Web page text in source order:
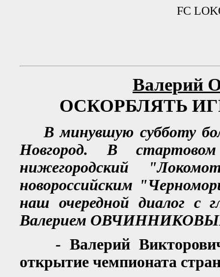
FC
ОСКОРБЛЯТЬ
В минувшую субботу
Новгород. В
нижегородский
новороссийским
наш очередной диалог с
Валерием
- Валерий
открытие чемпионата